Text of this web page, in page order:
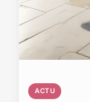
ACTU